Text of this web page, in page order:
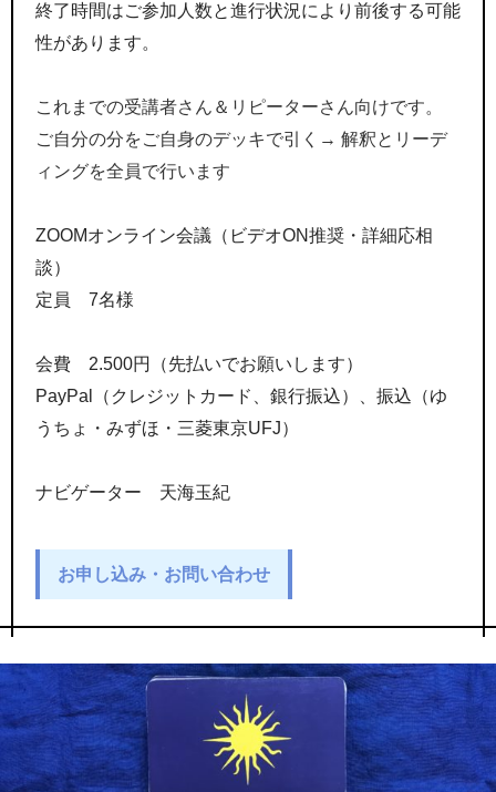
終了時間はご参加人数と進行状況により前後する可能
性があります。
これまでの受講者さん＆リピーターさん向けです。
ご自分の分をご自身のデッキで引く→ 解釈とリーデ
ィングを全員で行います
ZOOMオンライン会議（ビデオON推奨・詳細応相
談）
定員 7名様
会費 2.500円（先払いでお願いします）
PayPal（クレジットカード、銀行振込）、振込（ゆ
うちょ・みずほ・三菱東京UFJ）
ナビゲーター 天海玉紀
お申し込み・お問い合わせ